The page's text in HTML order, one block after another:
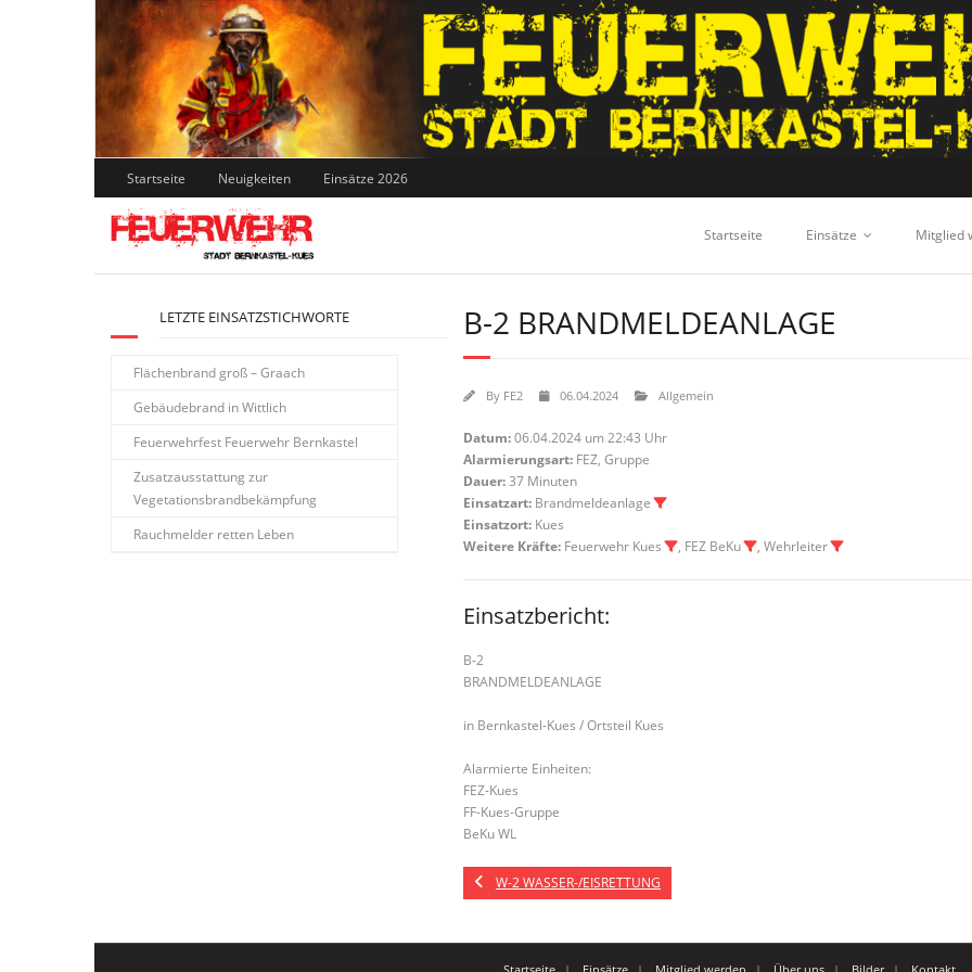
Skip
to
content
Startseite Neuigkeiten Einsätze 2026
Startseite Einsätze Mitglied
B-2 BRANDMELDEANLAGE
By FE2 06.04.2024 Allgemein
Datum:06.04.2024 um 22:43 Uhr
Alarmierungsart: FEZ, Gruppe
Dauer:37 Minuten
Einsatzart: Brandmeldeanlage
Einsatzort: Kues
Weitere Kräfte: Feuerwehr Kues , FEZ BeKu , Wehrleiter
Einsatzbericht:
B-2
BRANDMELDEANLAGE
in Bernkastel-Kues / Ortsteil Kues
Alarmierte Einheiten:
FEZ-Kues
FF-Kues-Gruppe
BeKu WL
W-2 WASSER-/EISRETTUNG
LETZTE EINSATZSTICHWORTE
Flächenbrand groß – Graach
Gebäudebrand in Wittlich
Feuerwehrfest Feuerwehr Bernkastel
Zusatzausstattung zur
Vegetationsbrandbekämpfung
Rauchmelder retten Leben